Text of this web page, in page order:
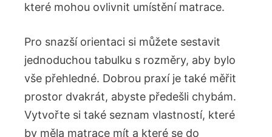
které mohou ovlivnit umístění matrace.
Pro snazší orientaci si můžete sestavit
jednoduchou tabulku s rozměry, aby bylo
vše přehledné. Dobrou praxí je také měřit
prostor dvakrát, abyste předešli chybám.
Vytvořte si také seznam vlastností, které
by měla matrace mít a které se do